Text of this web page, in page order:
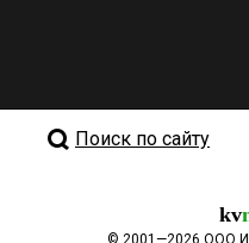
Поиск по сайту
kv
© 2001—2026 ООО